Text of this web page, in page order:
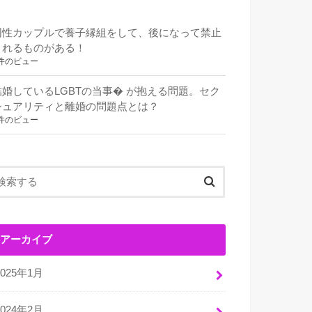
性カップルで養子縁組をして、後になって禁止
るものがある！
のビュー
婚しているLGBTの当事� が抱える問題。セク
ュアリティと離婚の問題点とは？
のビュー
アーカイブ
年1月